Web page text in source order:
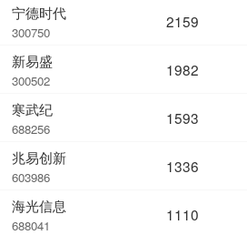
宁德时代
300750
新易盛
300502
寒武纪
688256
兆易创新
603986
海光信息
688041
2159
1982
1593
1336
1110